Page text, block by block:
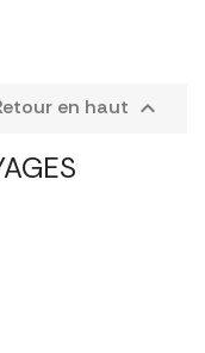
en haut 